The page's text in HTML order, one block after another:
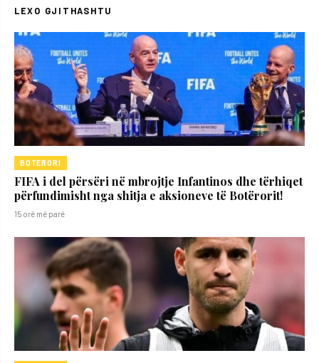
LEXO GJITHASHTU
BOTERORI
FIFA i del përsëri në mbrojtje Infantinos dhe tërhiqet
përfundimisht nga shitja e aksioneve të Botërorit!
15 orë më parë